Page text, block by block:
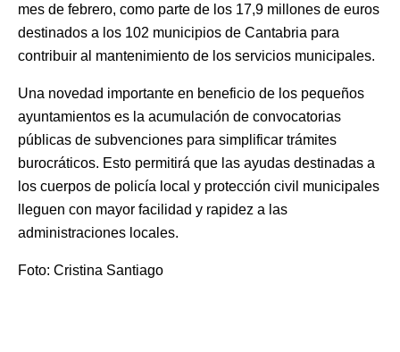
mes de febrero, como parte de los 17,9 millones de euros
destinados a los 102 municipios de Cantabria para
contribuir al mantenimiento de los servicios municipales.
Una novedad importante en beneficio de los pequeños
ayuntamientos es la acumulación de convocatorias
públicas de subvenciones para simplificar trámites
burocráticos. Esto permitirá que las ayudas destinadas a
los cuerpos de policía local y protección civil municipales
lleguen con mayor facilidad y rapidez a las
administraciones locales.
Foto: Cristina Santiago